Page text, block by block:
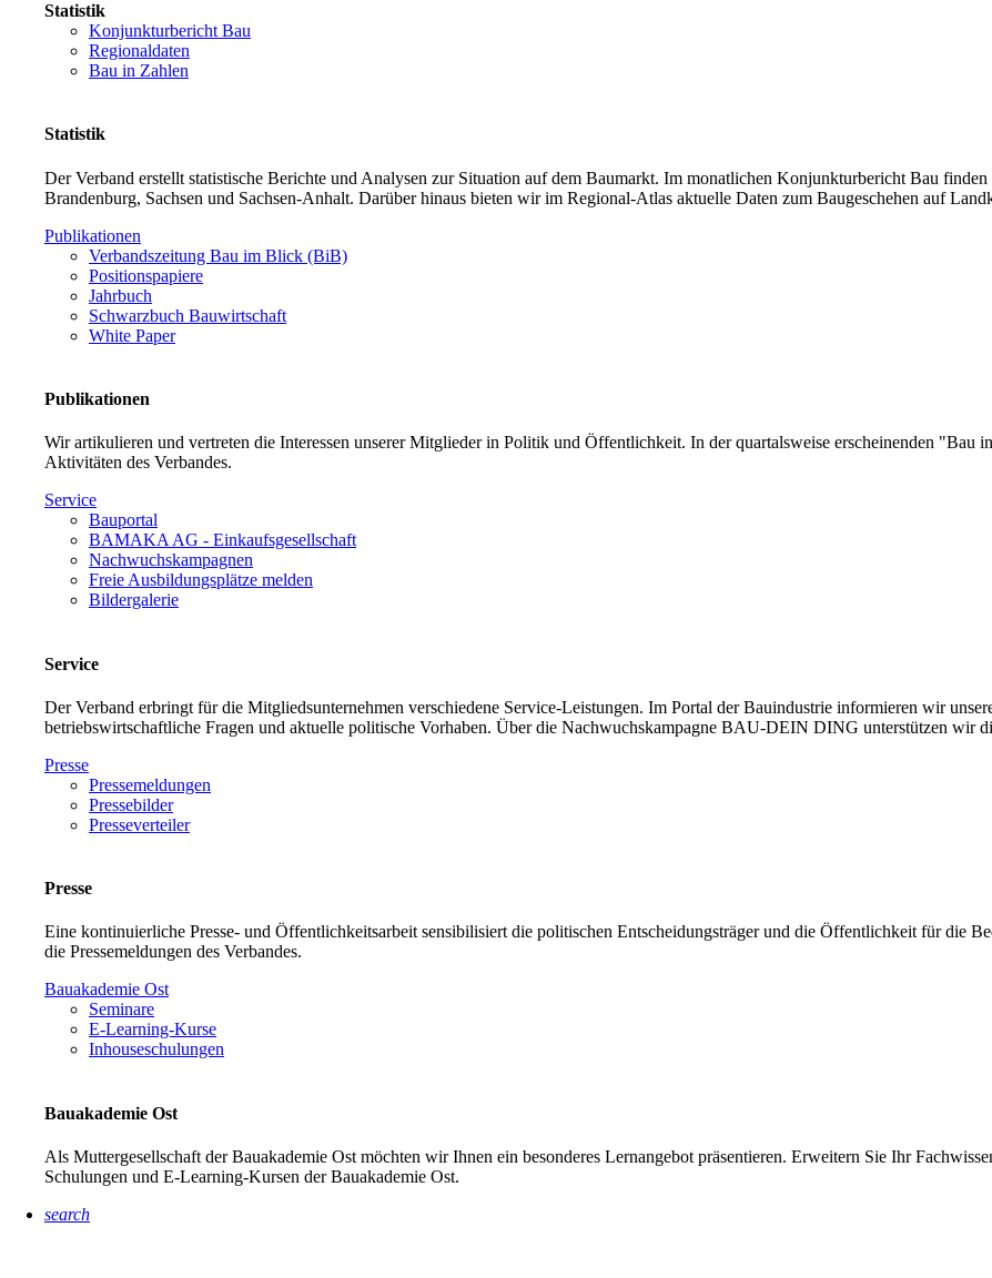
Statistik
Konjunkturbericht Bau
Regionaldaten
Bau in Zahlen
Statistik
Der Verband erstellt statistische Berichte und Analysen zur Situation auf dem Baumarkt. Im monatlichen Konjunkturbericht Bau
Brandenburg, Sachsen und Sachsen-Anhalt. Darüber hinaus bieten wir im Regional-Atlas aktuelle Daten zum Baugeschehen auf
Publikationen
Verbandszeitung Bau im Blick (BiB)
Positionspapiere
Jahrbuch
Schwarzbuch Bauwirtschaft
White Paper
Publikationen
Wir artikulieren und vertreten die Interessen unserer Mitglieder in Politik und Öffentlichkeit. In der quartalsweise erscheinenden
Aktivitäten des Verbandes.
Service
Bauportal
BAMAKA AG - Einkaufsgesellschaft
Nachwuchskampagnen
Freie Ausbildungsplätze melden
Bildergalerie
Service
Der Verband erbringt für die Mitgliedsunternehmen verschiedene Service-Leistungen. Im Portal der Bauindustrie informieren wir
betriebswirtschaftliche Fragen und aktuelle politische Vorhaben. Über die Nachwuchskampagne BAU-DEIN DING unterstützen wir
Presse
Pressemeldungen
Pressebilder
Presseverteiler
Presse
Eine kontinuierliche Presse- und Öffentlichkeitsarbeit sensibilisiert die politischen Entscheidungsträger und die Öffentlichkeit für die
die Pressemeldungen des Verbandes.
Bauakademie Ost
Seminare
E-Learning-Kurse
Inhouseschulungen
Bauakademie Ost
Als Muttergesellschaft der Bauakademie Ost möchten wir Ihnen ein besonderes Lernangebot präsentieren. Erweitern Sie Ihr
Schulungen und E-Learning-Kursen der Bauakademie Ost.
search